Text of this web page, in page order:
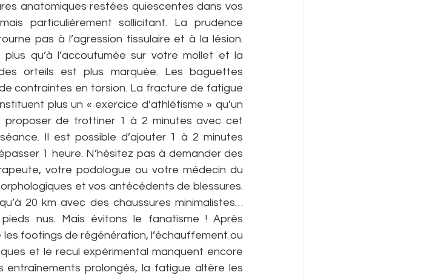
anatomiques restées quiescentes dans vos
particulièrement sollicitant. La prudence
pas à l’agression tissulaire et à la lésion.
qu’à l’accoutumée sur votre mollet et la
orteils est plus marquée. Les baguettes
contraintes en torsion. La fracture de fatigue
plus un « exercice d’athlétisme » qu’un
proposer de trottiner 1 à 2 minutes avec cet
Il est possible d’ajouter 1 à 2 minutes
1 heure. N’hésitez pas à demander des
votre podologue ou votre médecin du
et vos antécédents de blessures.
20 km avec des chaussures minimalistes…
nus. Mais évitons le fanatisme ! Après
footings de régénération, l’échauffement ou
et le recul expérimental manquent encore
entraînements prolongés, la fatigue altère les